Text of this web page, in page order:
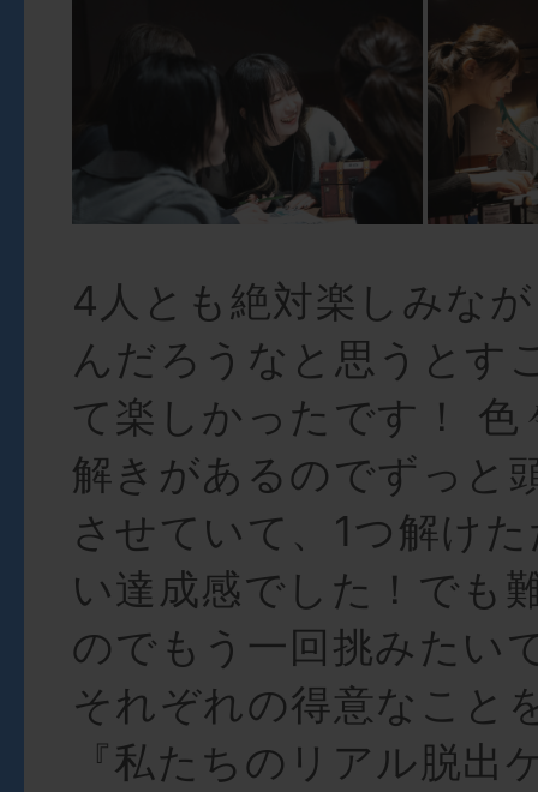
4人とも絶対楽しみな
んだろうなと思うとす
て楽しかったです！ 色
解きがあるのでずっと
させていて、1つ解け
い達成感でした！でも
のでもう一回挑みたい
それぞれの得意なこと
『私たちのリアル脱出